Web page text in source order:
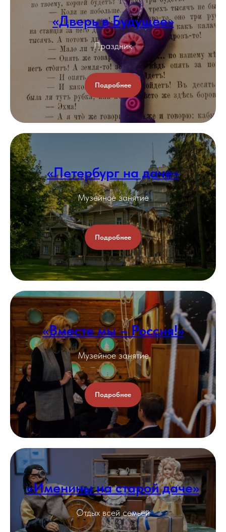
«Дверь в Будущее»
Праздник
Подробнее
«Петербург на даче»
Музейное занятие
Подробнее
«Вместе мы – Россия!»
Музейное занятие
Подробнее
«Именины на старой даче»
Отдых всей семьёй